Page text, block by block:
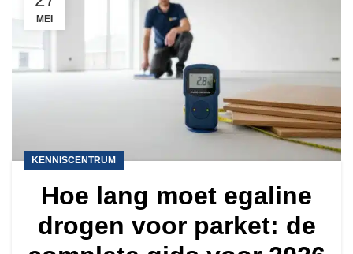
MEI
KENNISCENTRUM
Hoe lang moet egaline
drogen voor parket: de